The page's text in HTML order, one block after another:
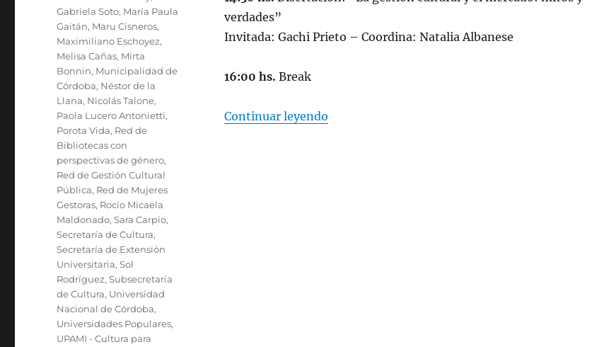
verdades”
Invitada: Gachi Prieto – Coordina: Natalia Albanese
16:00 hs. Break
Continuar leyendo«CUARTO ENCUENTRO DE GESTIÓN CULTURAL»
Gabriela Soto, María Paula
Gaitán, Maru Cisneros,
Maximiliano Eschoyez,
Melisa Cañas, Mirta
Bonnin, Municipalidad de
Córdoba, Néstor de la
Llana, Nicolás Talone,
Paola Lucero Antonietti,
Porota Vida, Red de
Bibliotecas con
perspectivas de género,
Red de Gestión Cultural
Pública, Red de Mujeres
Gestoras, Rocío Micaela
Maldonado,Sara Carpio,
Secretaría de Cultura,
Secretaría de Extensión
Universitaria,Sol
Rodríguez,Subsecretaría
de Cultura, Universidad
Nacional de Córdoba,
Universidades Populares,
UPAMI - Cultura para